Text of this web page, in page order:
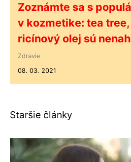
Zoznámte sa s
v kozmetike: tea
ricínový olej sú
Zdravie
08. 03. 2021
Staršie články